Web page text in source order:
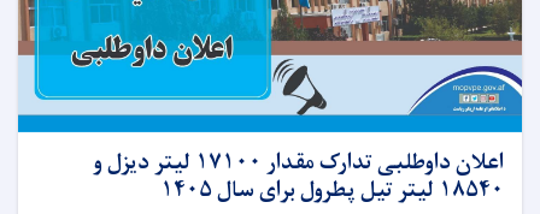
اعلان داوطلبی تدارک مقدار ۱۷۱۰۰ لیتر دیزل و
۱۸۵۴۰ لیتر تیل پطرول برای سال ۱۴۰۵